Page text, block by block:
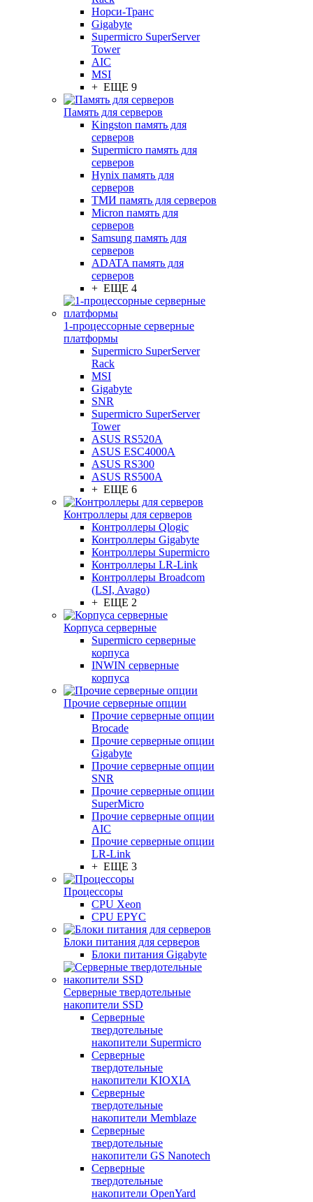
Норси-Транс
Gigabyte
Supermicro SuperServer
Tower
AIC
MSI
+ ЕЩЕ 9
Память для серверов
Kingston память для
серверов
Supermicro память для
серверов
Hynix память для
серверов
ТМИ память для серверов
Micron память для
серверов
Samsung память для
серверов
ADATA память для
серверов
+ ЕЩЕ 4
1-процессорные серверные
платформы
Supermicro SuperServer
Rack
MSI
Gigabyte
SNR
Supermicro SuperServer
Tower
ASUS RS520A
ASUS ESC4000A
ASUS RS300
ASUS RS500A
+ ЕЩЕ 6
Контроллеры для серверов
Контроллеры Qlogic
Контроллеры Gigabyte
Контроллеры Supermicro
Контроллеры LR-Link
Контроллеры Broadcom
(LSI, Avago)
+ ЕЩЕ 2
Корпуса серверные
Supermicro серверные
корпуса
INWIN серверные
корпуса
Прочие серверные опции
Прочие серверные опции
Brocade
Прочие серверные опции
Gigabyte
Прочие серверные опции
SNR
Прочие серверные опции
SuperMicro
Прочие серверные опции
AIC
Прочие серверные опции
LR-Link
+ ЕЩЕ 3
Процессоры
CPU Xeon
CPU EPYC
Блоки питания для серверов
Блоки питания Gigabyte
Серверные твердотельные
накопители SSD
Cерверные
твердотельные
накопители Supermicro
Cерверные
твердотельные
накопители KIOXIA
Cерверные
твердотельные
накопители Memblaze
Cерверные
твердотельные
накопители GS Nanotech
Серверные
твердотельные
накопители OpenYard